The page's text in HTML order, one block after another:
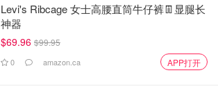
Levi's Ribcage 女士高腰直筒牛仔裤👖显腿长
神器
$69.96 $99.95
0 amazon.ca APP打开